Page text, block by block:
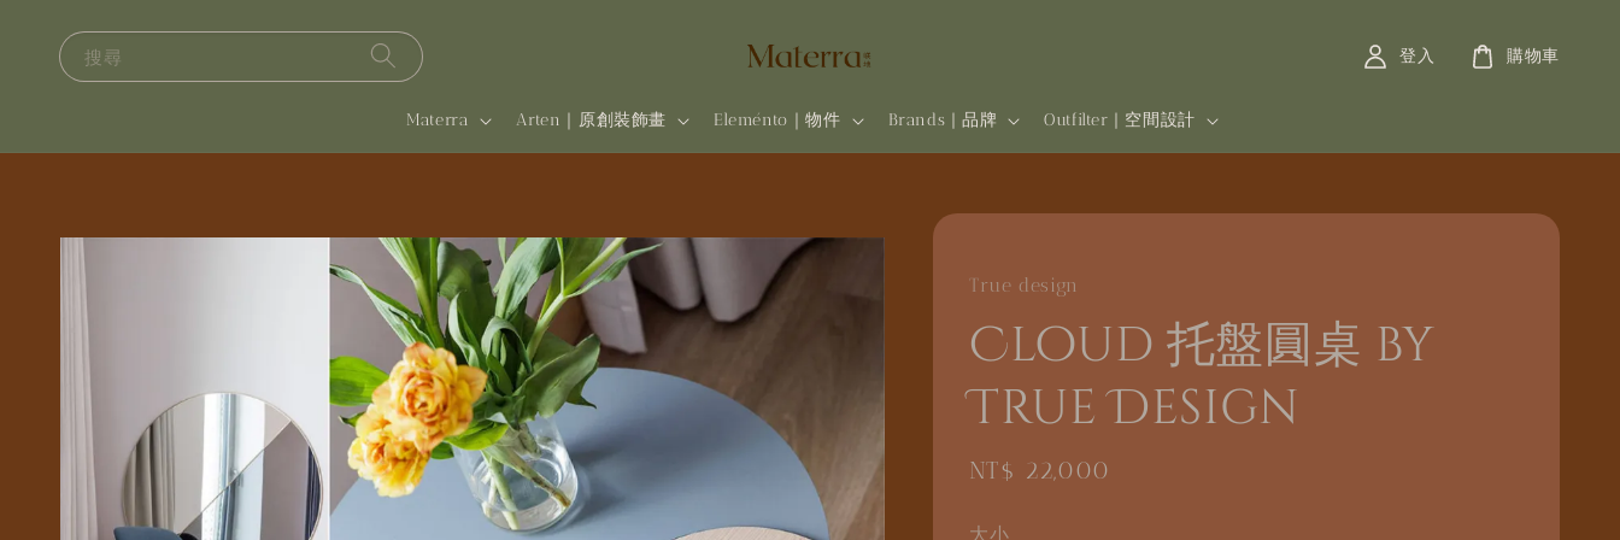
搜尋
Materra Arten｜原創裝飾畫 Eleménto｜物件 Brands | 品牌 Outfilter | 空間設計
登入 購物車
True design
Cloud 托盤圓桌 by
True Design
Regular
NT$ 22,000
大小